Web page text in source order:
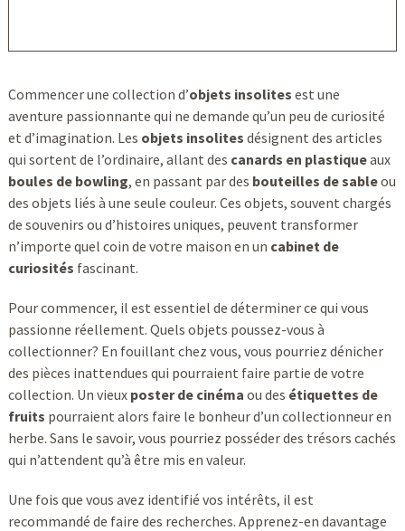
Commencer une collection d’objets insolites est une
aventure passionnante qui ne demande qu’un peu de curiosité
et d’imagination. Les objets insolites désignent des articles
qui sortent de l’ordinaire, allant des canards en plastiqueaux
boules de bowling, en passant par des bouteilles de sableou
des objets liés à une seule couleur. Ces objets, souvent chargés
de souvenirs ou d’histoires uniques, peuvent transformer
n’importe quel coin de votre maison en un cabinet de
curiosités fascinant.
Pour commencer, il est essentiel de déterminer ce qui vous
passionne réellement. Quels objets poussez-vous à
collectionner? En fouillant chez vous, vous pourriez dénicher
des pièces inattendues qui pourraient faire partie de votre
collection. Un vieux poster de cinéma ou des étiquettes de
fruits pourraient alors faire le bonheur d’un collectionneur en
herbe. Sans le savoir, vous pourriez posséder des trésors cachés
qui n’attendent qu’à être mis en valeur.
Une fois que vous avez identifié vos intérêts, il est
recommandé de faire des recherches. Apprenez-en davantage